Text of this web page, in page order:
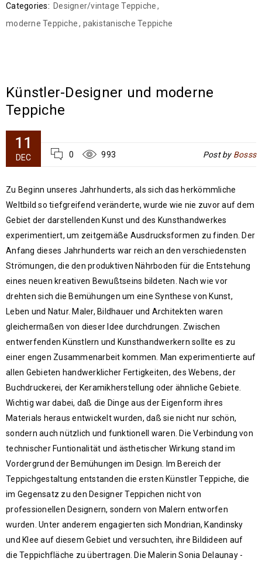
Categories: Designer/vintage Teppiche ,
moderne Teppiche, pakistanische Teppiche
Künstler-Designer und moderne
Teppiche
11
DEC 0 993 Post by Bosss
Zu Beginn unseres Jahrhunderts, als sich das herkömmliche
Weltbild so tiefgreifend veränderte, wurde wie nie zuvor auf dem
Gebiet der darstellenden Kunst und des Kunsthandwerkes
experimentiert, um zeitgemäße Ausdrucksformen zu finden. Der
Anfang dieses Jahrhunderts war reich an den verschiedensten
Strömungen, die den produktiven Nährboden für die Entstehung
eines neuen kreativen Bewußtseins bildeten. Nach wie vor
drehten sich die Bemühungen um eine Synthese von Kunst,
Leben und Natur. Maler, Bildhauer und Architekten waren
gleichermaßen von dieser Idee durchdrungen. Zwischen
entwerfenden Künstlern und Kunsthandwerkern sollte es zu
einer engen Zusammenarbeit kommen. Man experimentierte auf
allen Gebieten handwerklicher Fertigkeiten, des Webens, der
Buchdruckerei, der Keramikherstellung oder ähnliche Gebiete.
Wichtig war dabei, daß die Dinge aus der Eigenform ihres
Materials heraus entwickelt wurden, daß sie nicht nur schön,
sondern auch nützlich und funktionell waren. Die Verbindung von
technischer Funtionalität und ästhetischer Wirkung stand im
Vordergrund der Bemühungen im Design. Im Bereich der
Teppichgestaltung entstanden die ersten Künstler Teppiche, die
im Gegensatz zu den Designer Teppichen nicht von
professionellen Designern, sondern von Malern entworfen
wurden. Unter anderem engagierten sich Mondrian, Kandinsky
und Klee auf diesem Gebiet und versuchten, ihre Bildideen auf
die Teppichfläche zu übertragen. Die Malerin Sonia Delaunay -